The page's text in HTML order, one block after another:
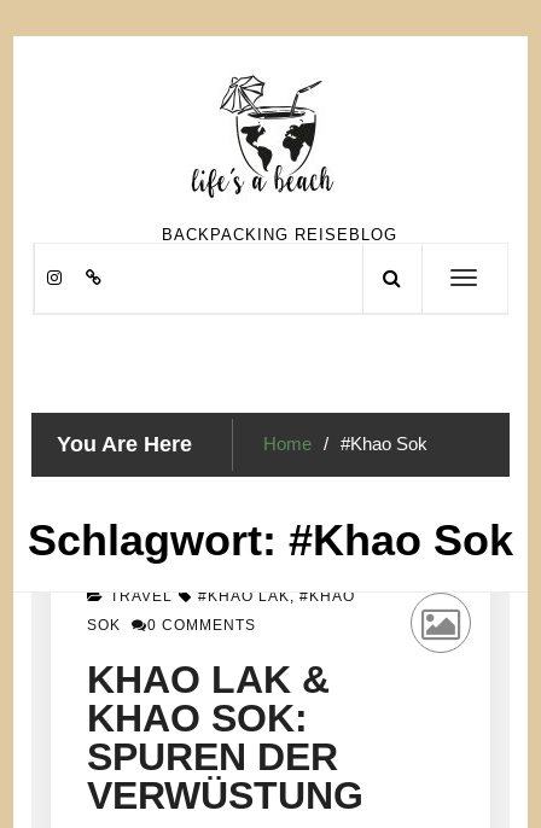
BACKPACKING REISEBLOG
Toggle
navigation
You Are Here Home #Khao Sok
Schlagwort: #Khao Sok
TRAVEL #KHAO LAK,#KHAO
SOK
0 COMMENTS
LAK
&
KHAO
SOK:
SPUREN
DER
VERWÜSTUNG
KHAO LAK &
KHAO SOK:
SPUREN DER
VERWÜSTUNG